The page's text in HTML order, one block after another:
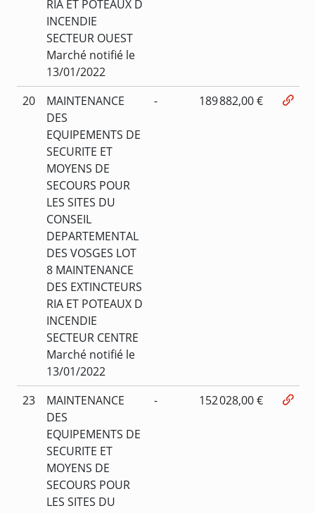
RIA ET POTEAUX D
INCENDIE
SECTEUR OUEST
Marché notifié le
13/01/2022
20
MAINTENANCE
DES
EQUIPEMENTS DE
SECURITE ET
MOYENS DE
SECOURS POUR
LES SITES DU
CONSEIL
DEPARTEMENTAL
DES VOSGES LOT
8 MAINTENANCE
DES EXTINCTEURS
RIA ET POTEAUX D
INCENDIE
SECTEUR CENTRE
Marché notifié le
13/01/2022
- 189 882,00 €
23
MAINTENANCE
DES
EQUIPEMENTS DE
SECURITE ET
MOYENS DE
SECOURS POUR
LES SITES DU
- 152 028,00 €